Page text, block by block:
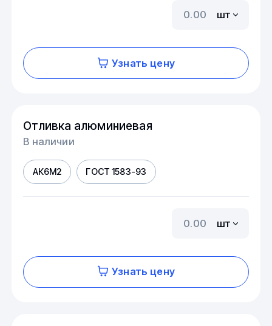
шт
Узнать цену
Отливка алюминиевая
В наличии
АК6М2 ГОСТ 1583-93
шт
Узнать цену